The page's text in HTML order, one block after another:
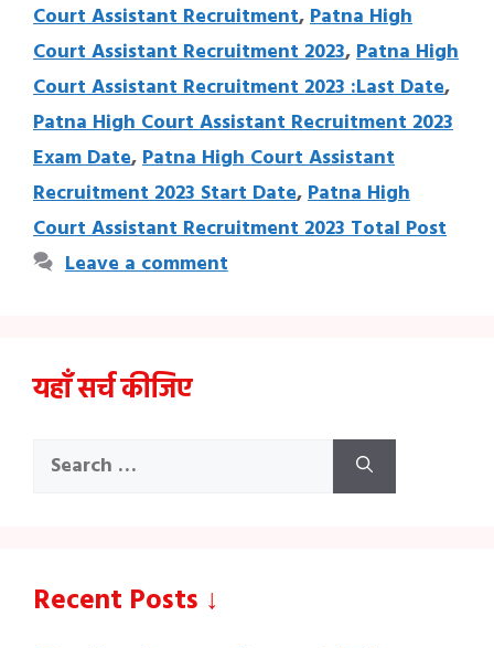
Court Assistant Recruitment,Patna High
Court Assistant Recruitment 2023,Patna High
Court Assistant Recruitment 2023 :Last Date,
Patna High Court Assistant Recruitment 2023
Exam Date,Patna High Court Assistant
Recruitment 2023 Start Date,Patna High
Court Assistant Recruitment 2023 Total Post
Leave a comment
यहाँ सर्च कीजिए
Search
Recent Posts ↓